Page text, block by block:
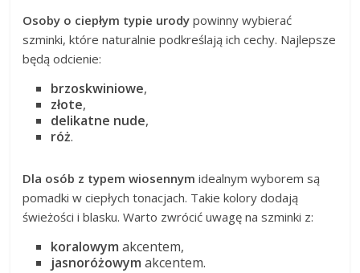
Osoby o ciepłym typie urody powinny wybierać
szminki, które naturalnie podkreślają ich cechy. Najlepsze
będą odcienie:
brzoskwiniowe,
złote,
delikatne nude,
róż.
Dla osób z typem wiosennym idealnym wyborem są
pomadki w ciepłych tonacjach. Takie kolory dodają
świeżości i blasku. Warto zwrócić uwagę na szminki z:
koralowym akcentem,
jasnoróżowym akcentem.